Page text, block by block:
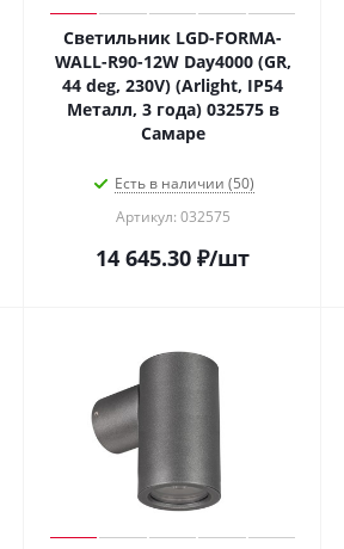
Светильник LGD-FORMA-
WALL-R90-12W Day4000 (GR,
44 deg, 230V) (Arlight, IP54
Металл, 3 года) 032575 в
Самаре
Есть в наличии (50)
Артикул: 032575
14 645.30 ₽/шт